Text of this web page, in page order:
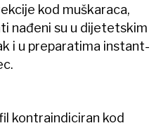
kod muškaraca,
nađeni su u dijetetskim
i u preparatima instant-
kontraindiciran kod